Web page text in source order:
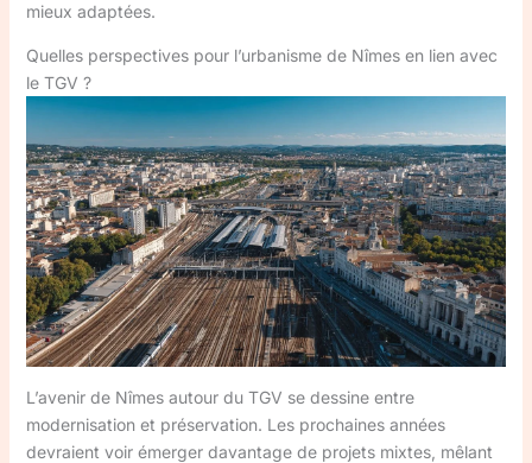
mieux adaptées.
Quelles perspectives pour l’urbanisme de Nîmes en lien avec
le TGV ?
L’avenir de Nîmes autour du TGV se dessine entre
modernisation et préservation. Les prochaines années
devraient voir émerger davantage de projets mixtes, mêlant